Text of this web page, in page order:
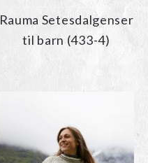
Rauma Setesdalgenser
til barn (433-4)